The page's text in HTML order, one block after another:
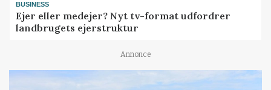
BUSINESS
Ejer eller medejer? Nyt tv-format udfordrer
landbrugets ejerstruktur
Annonce